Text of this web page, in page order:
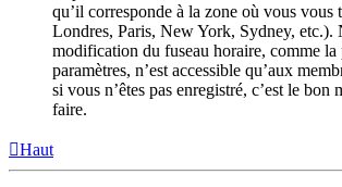
qu’il corresponde à la zone où vous vous
Londres, Paris, New York, Sydney, etc.).
modification du fuseau horaire, comme la
paramètres, n’est accessible qu’aux
si vous n’êtes pas enregistré, c’est le bon
faire.
Haut